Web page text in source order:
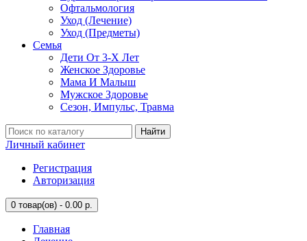
Офтальмология
Уход (Лечение)
Уход (Предметы)
Семья
Дети От 3-Х Лет
Женское Здоровье
Мама И Малыш
Мужское Здоровье
Сезон, Импульс, Травма
Найти
Личный кабинет
Регистрация
Авторизация
0 товар(ов) - 0.00 р.
Главная